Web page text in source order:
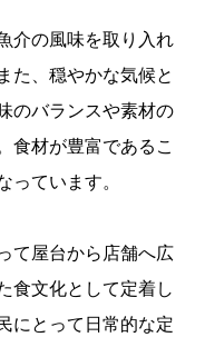
介の風味を取り入れ
た、穏やかな気候と
のバランスや素材の
食材が豊富であるこ
っています。
て屋台から店舗へ広
食文化として定着し
にとって日常的な定